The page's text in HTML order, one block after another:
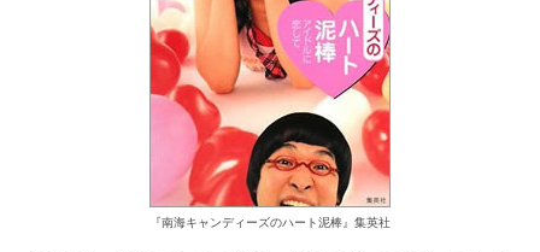
『南海キャンディーズのハート泥棒』集英社